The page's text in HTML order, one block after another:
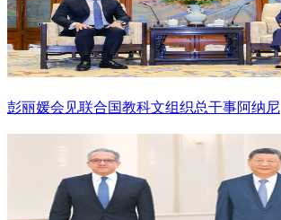
彭丽媛会见联合国教科文组织总干事阿纳尼